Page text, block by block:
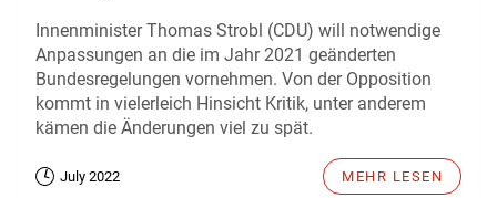
Innenminister Thomas Strobl (CDU) will notwendige
Anpassungen an die im Jahr 2021 geänderten
Bundesregelungen vornehmen. Von der Opposition
kommt in vielerleich Hinsicht Kritik, unter anderem
kämen die Änderungen viel zu spät.
July 2022 MEHR LESEN